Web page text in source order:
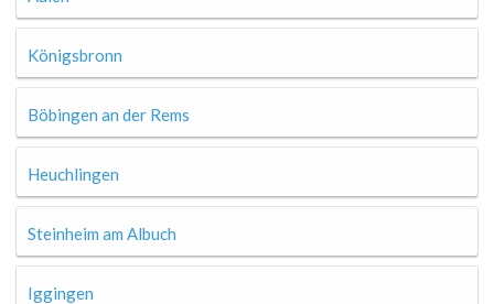
Königsbronn
Böbingen an der Rems
Heuchlingen
Steinheim am Albuch
Iggingen